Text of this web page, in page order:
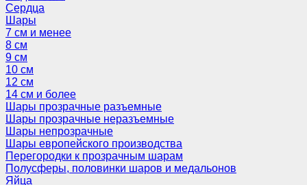
Сердца
Шары
7 см и менее
8 см
9 см
10 см
12 см
14 см и более
Шары прозрачные разъемные
Шары прозрачные неразъемные
Шары непрозрачные
Шары европейского производства
Перегородки к прозрачным шарам
Полусферы, половинки шаров и медальонов
Яйца